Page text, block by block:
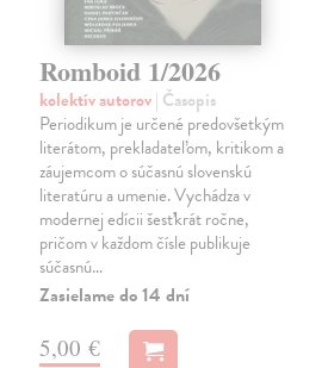
Romboid 1/2026
kolektív autorov| Časopis
Periodikum je určené predovšetkým
literátom, prekladateľom, kritikom a
záujemcom o súčasnú slovenskú
literatúru a umenie. Vychádza v
modernej edícii šesťkrát ročne,
pričom v každom čísle publikuje
súčasnú…
Zasielame do 14 dní
5,00 €